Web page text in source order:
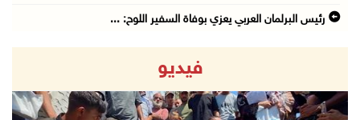
رئيس البرلمان العربي يعزي بوفاة السفير اللوح: ...
لجنة الانتخابات تبدأ تدريب طواقمها استعدادا ل ...
09/آب/2026 02:56 م
فيديو